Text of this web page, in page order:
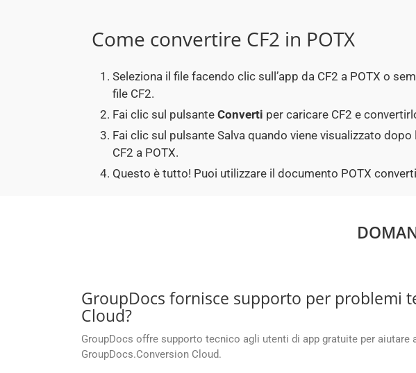
Come convertire CF2 in POTX
Seleziona il file facendo clic sull’app da CF2 a POTX o
file CF2.
Fai clic sul pulsante Converti per caricare CF2 e
Fai clic sul pulsante Salva quando viene visualizzato
CF2 a POTX.
Questo è tutto! Puoi utilizzare il documento POTX
GroupDocs fornisce supporto per problemi
Cloud?
GroupDocs offre supporto tecnico agli utenti di app gratuite per
GroupDocs.Conversion Cloud.